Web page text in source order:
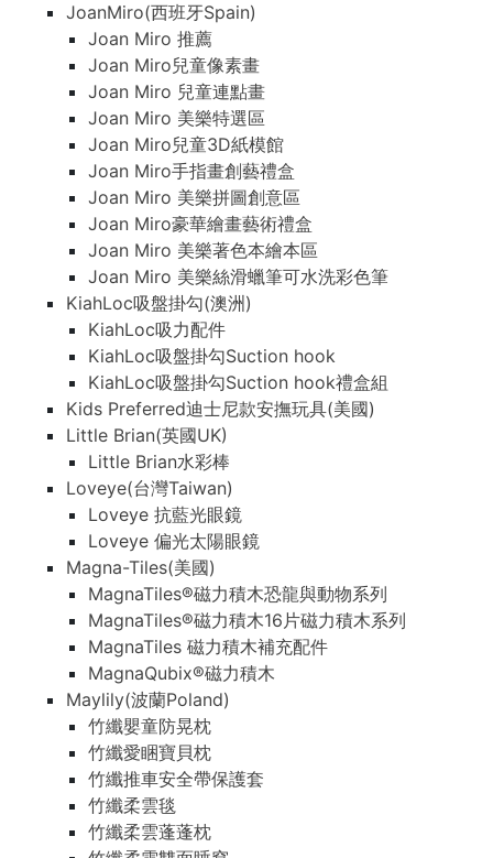
JoanMiro(西班牙Spain)
Joan Miro 推薦
Joan Miro兒童像素畫
Joan Miro 兒童連點畫
Joan Miro 美樂特選區
Joan Miro兒童3D紙模館
Joan Miro手指畫創藝禮盒
Joan Miro 美樂拼圖創意區
Joan Miro豪華繪畫藝術禮盒
Joan Miro 美樂著色本繪本區
Joan Miro 美樂絲滑蠟筆可水洗彩色筆
KiahLoc吸盤掛勾(澳洲)
KiahLoc吸力配件
KiahLoc吸盤掛勾Suction hook
KiahLoc吸盤掛勾Suction hook禮盒組
Kids Preferred迪士尼款安撫玩具(美國)
Little Brian(英國UK)
Little Brian水彩棒
Loveye(台灣Taiwan)
Loveye 抗藍光眼鏡
Loveye 偏光太陽眼鏡
Magna-Tiles(美國)
MagnaTiles®磁力積木恐龍與動物系列
MagnaTiles®磁力積木16片磁力積木系列
MagnaTiles 磁力積木補充配件
MagnaQubix®磁力積木
Maylily(波蘭Poland)
竹纖嬰童防晃枕
竹纖愛睏寶貝枕
竹纖推車安全帶保護套
竹纖柔雲毯
竹纖柔雲蓬蓬枕